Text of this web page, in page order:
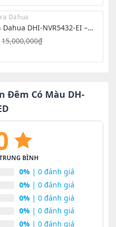
Dahua
DHI-NVR5432-EI –
AI
15,000,000₫
Đêm Có Màu DH-
BÌNH
0% | 0 đánh giá
0% | 0 đánh giá
0% | 0 đánh giá
0% | 0 đánh giá
0% | 0 đánh giá